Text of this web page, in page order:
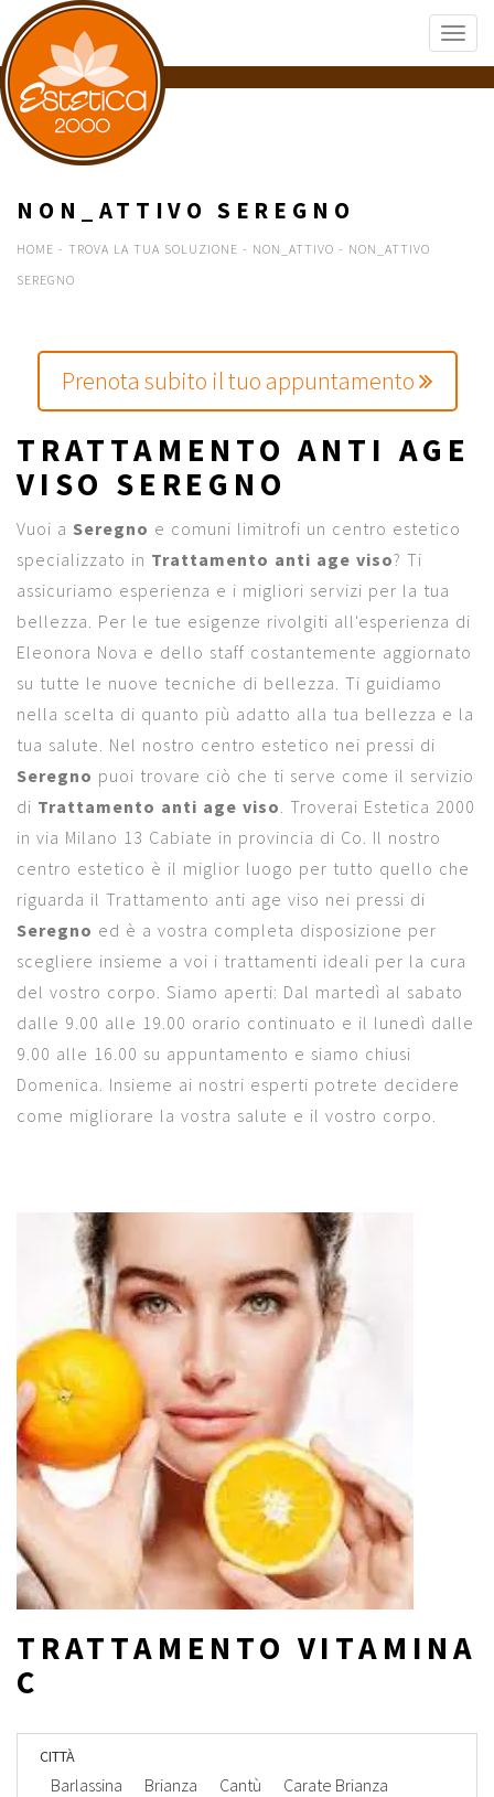
NON_ATTIVO SEREGNO
HOME - TROVA LA TUA SOLUZIONE - NON_ATTIVO - NON_ATTIVO
SEREGNO
Prenota subito il tuo appuntamento
TRATTAMENTO ANTI AGE
VISO SEREGNO
Vuoi a Seregno e comuni limitrofi un centro estetico
specializzato in Trattamento anti age viso? Ti
assicuriamo esperienza e i migliori servizi per la tua
bellezza. Per le tue esigenze rivolgiti all'esperienza di
Eleonora Nova e dello staff costantemente aggiornato
su tutte le nuove tecniche di bellezza. Ti guidiamo
nella scelta di quanto più adatto alla tua bellezza e la
tua salute. Nel nostro centro estetico nei pressi di
Seregno puoi trovare ciò che ti serve come il servizio
di Trattamento anti age viso. Troverai Estetica 2000
in via Milano 13 Cabiate in provincia di Co. Il nostro
centro estetico è il miglior luogo per tutto quello che
riguarda il Trattamento anti age viso nei pressi di
Seregno ed è a vostra completa disposizione per
scegliere insieme a voi i trattamenti ideali per la cura
del vostro corpo. Siamo aperti: Dal martedì al sabato
dalle 9.00 alle 19.00 orario continuato e il lunedì dalle
9.00 alle 16.00 su appuntamento e siamo chiusi
Domenica. Insieme ai nostri esperti potrete decidere
come migliorare la vostra salute e il vostro corpo.
TRATTAMENTO VITAMINA
C
CITTÀ
Barlassina Brianza Cantù
Carate Brianza